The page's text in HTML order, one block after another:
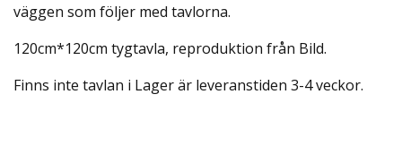
väggen som följer med tavlorna.
120cm*120cm tygtavla, reproduktion från Bild.
Finns inte tavlan i Lager är leveranstiden 3-4 veckor.